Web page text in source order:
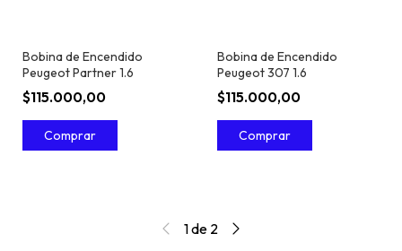
Bobina de Encendido
Peugeot Partner 1.6
$115.000,00
Bobina de Encendido
Peugeot 307 1.6
$115.000,00
1de 2